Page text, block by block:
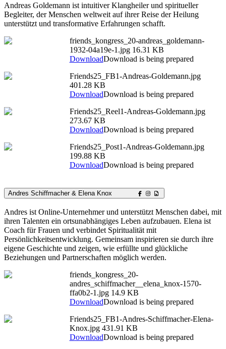
Andreas Goldemann ist intuitiver Klangheiler und spiritueller
Begleiter, der Menschen weltweit auf ihrer Reise der Heilung
unterstützt und transformative Erfahrungen schafft.
friends_kongress_20-andreas_goldemann-
1932-04a19e-1.jpg 16.31 KB
DownloadDownload is being prepared
Friends25_FB1-Andreas-Goldemann.jpg
401.28 KB
DownloadDownload is being prepared
Friends25_Reel1-Andreas-Goldemann.jpg
273.67 KB
DownloadDownload is being prepared
Friends25_Post1-Andreas-Goldemann.jpg
199.88 KB
DownloadDownload is being prepared
Andres Schiffmacher & Elena Knox
Andres ist Online-Unternehmer und unterstützt Menschen dabei, mit
ihren Talenten ein ortsunabhängiges Leben aufzubauen. Elena ist
Coach für Frauen und verbindet Spiritualität mit
Persönlichkeitsentwicklung. Gemeinsam inspirieren sie durch ihre
eigene Geschichte und zeigen, wie erfüllte und glückliche
Beziehungen und Partnerschaften möglich werden.
friends_kongress_20-
andres_schiffmacher__elena_knox-1570-
ffa0b2-1.jpg 14.9 KB
DownloadDownload is being prepared
Friends25_FB1-Andres-Schiffmacher-Elena-
Knox.jpg 431.91 KB
DownloadDownload is being prepared